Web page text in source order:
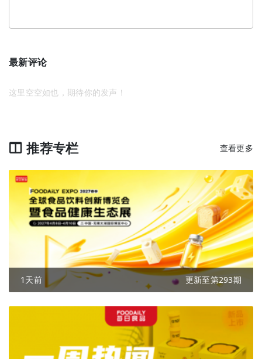
最新评论
这里空空如也，期待你的发声！
推荐专栏 查看更多
1天前 更新至第293期